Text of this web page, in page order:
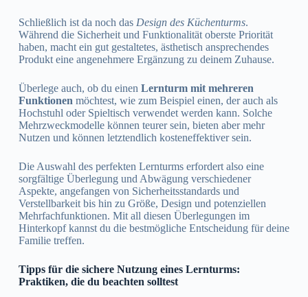
Schließlich ist da noch das Design des Küchenturms.
Während die Sicherheit und Funktionalität oberste Priorität
haben, macht ein gut gestaltetes, ästhetisch ansprechendes
Produkt eine angenehmere Ergänzung zu deinem Zuhause.
Überlege auch, ob du einen Lernturm mit mehreren
Funktionen möchtest, wie zum Beispiel einen, der auch als
Hochstuhl oder Spieltisch verwendet werden kann. Solche
Mehrzweckmodelle können teurer sein, bieten aber mehr
Nutzen und können letztendlich kosteneffektiver sein.
Die Auswahl des perfekten Lernturms erfordert also eine
sorgfältige Überlegung und Abwägung verschiedener
Aspekte, angefangen von Sicherheitsstandards und
Verstellbarkeit bis hin zu Größe, Design und potenziellen
Mehrfachfunktionen. Mit all diesen Überlegungen im
Hinterkopf kannst du die bestmögliche Entscheidung für deine
Familie treffen.
Tipps für die sichere Nutzung eines Lernturms:
Praktiken, die du beachten solltest